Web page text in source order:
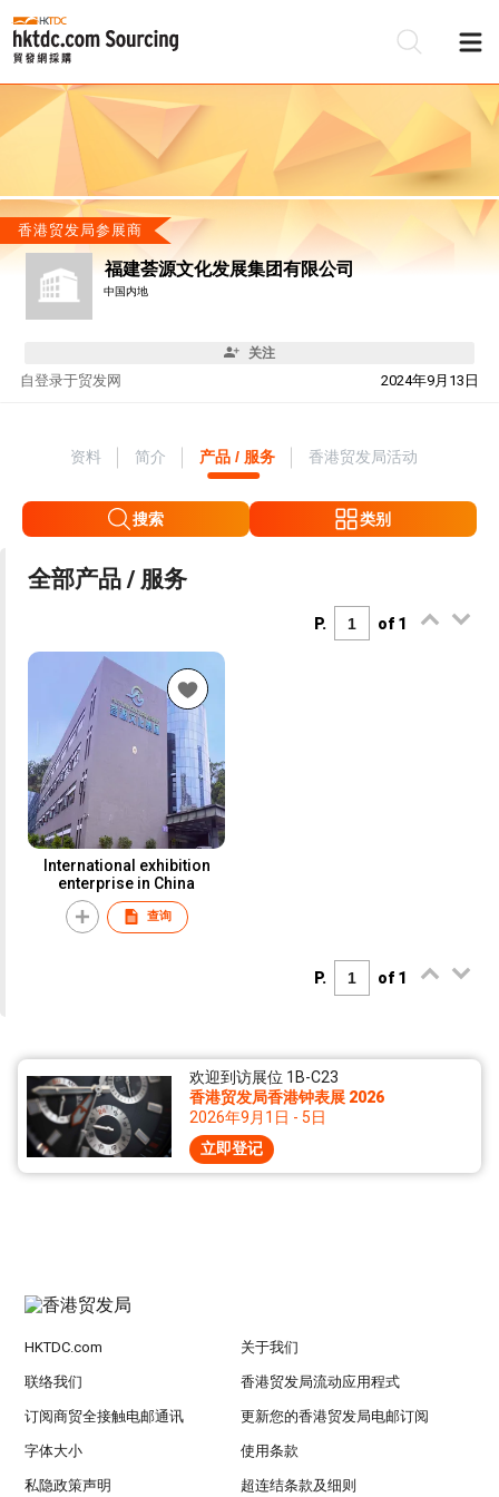
香港贸发局参展商
福建荟源文化发展集团有限公司
中国内地
关注
自 2024年9月13日
登录于贸发网
资料 简介 产品 / 服务 香港贸发局活动
搜索 类别
全部产品 / 服务
P. of 1
International exhibition
enterprise in China
查询
P. of 1
欢迎到访展位 1B-C23
香港贸发局香港钟表展 2026
2026年9月1日 - 5日
立即登记
HKTDC.com 关于我们
联络我们 香港贸发局流动应用程式
订阅商贸全接触电邮通讯 更新您的香港贸发局电邮订阅
字体大小 使用条款
私隐政策声明 超连结条款及细则